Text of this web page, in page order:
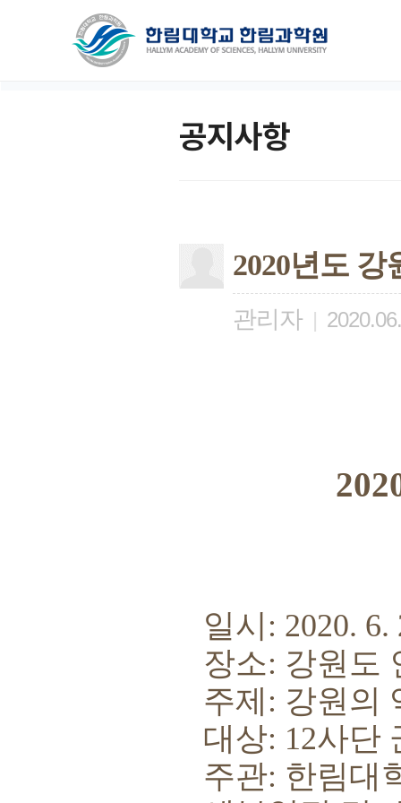
공지사항
2020년도
관리자 |
일시 : 2020. 6.
장소: 강원도
주제 : 강원의
대상: 12사단
주관: 한림대